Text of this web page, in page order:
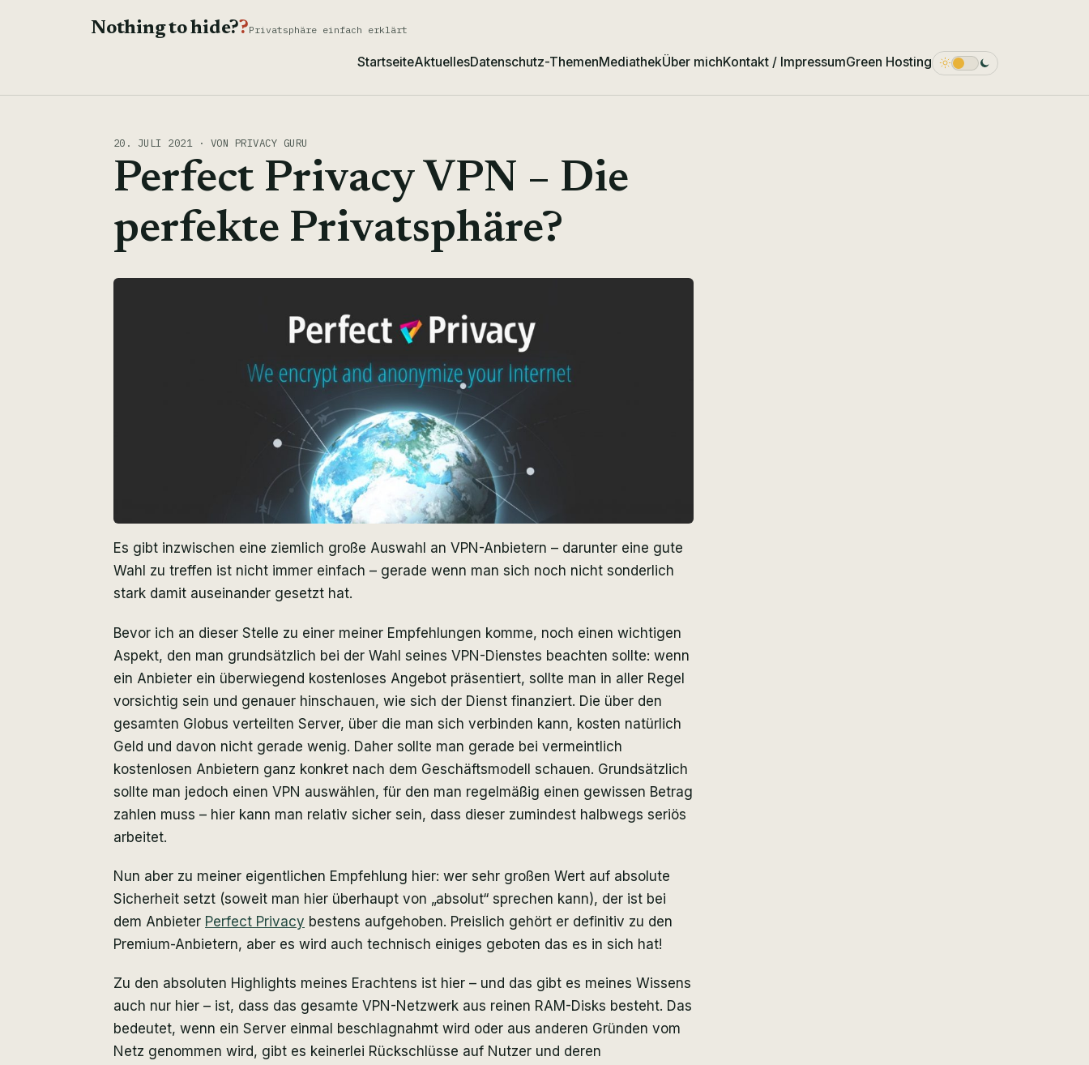
Nothing to hide??Privatsphäre einfach erklärt
StartseiteAktuellesDatenschutz-ThemenMediathekÜber michKontakt / ImpressumGreen Hosting Dark Mode
20. JULI 2021 · VON PRIVACY GURU
Perfect Privacy VPN – Die
perfekte Privatsphäre?
Es gibt inzwischen eine ziemlich große Auswahl an VPN-Anbietern – darunter eine gute
Wahl zu treffen ist nicht immer einfach – gerade wenn man sich noch nicht sonderlich
stark damit auseinander gesetzt hat.
Bevor ich an dieser Stelle zu einer meiner Empfehlungen komme, noch einen wichtigen
Aspekt, den man grundsätzlich bei der Wahl seines VPN-Dienstes beachten sollte: wenn
ein Anbieter ein überwiegend kostenloses Angebot präsentiert, sollte man in aller Regel
vorsichtig sein und genauer hinschauen, wie sich der Dienst finanziert. Die über den
gesamten Globus verteilten Server, über die man sich verbinden kann, kosten natürlich
Geld und davon nicht gerade wenig. Daher sollte man gerade bei vermeintlich
kostenlosen Anbietern ganz konkret nach dem Geschäftsmodell schauen. Grundsätzlich
sollte man jedoch einen VPN auswählen, für den man regelmäßig einen gewissen Betrag
zahlen muss – hier kann man relativ sicher sein, dass dieser zumindest halbwegs seriös
arbeitet.
Nun aber zu meiner eigentlichen Empfehlung hier: wer sehr großen Wert auf absolute
Sicherheit setzt (soweit man hier überhaupt von „absolut“ sprechen kann), der ist bei
dem Anbieter Perfect Privacy bestens aufgehoben. Preislich gehört er definitiv zu den
Premium-Anbietern, aber es wird auch technisch einiges geboten das es in sich hat!
Zu den absoluten Highlights meines Erachtens ist hier – und das gibt es meines Wissens
auch nur hier – ist, dass das gesamte VPN-Netzwerk aus reinen RAM-Disks besteht. Das
bedeutet, wenn ein Server einmal beschlagnahmt wird oder aus anderen Gründen vom
Netz genommen wird, gibt es keinerlei Rückschlüsse auf Nutzer und deren